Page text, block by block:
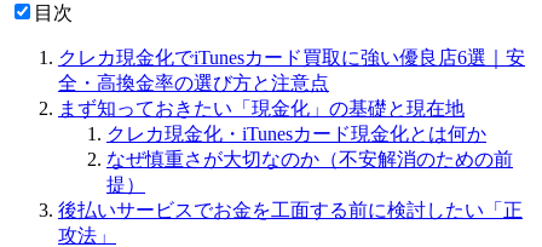
目次
クレカ現金化でiTunesカード買取に強い優良店6選｜安
全・高換金率の選び方と注意点
まず知っておきたい「現金化」の基礎と現在地
クレカ現金化・iTunesカード現金化とは何か
なぜ慎重さが大切なのか（不安解消のための前
提）
後払いサービスでお金を工面する前に検討したい「正
攻法」